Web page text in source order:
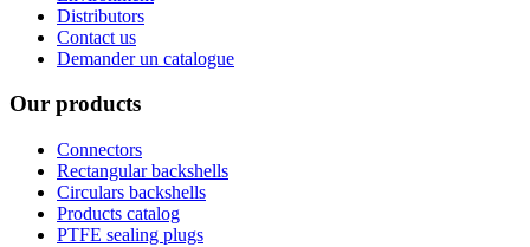
Distributors
Contact us
Demander un catalogue
Our products
Connectors
Rectangular backshells
Circulars backshells
Products catalog
PTFE sealing plugs